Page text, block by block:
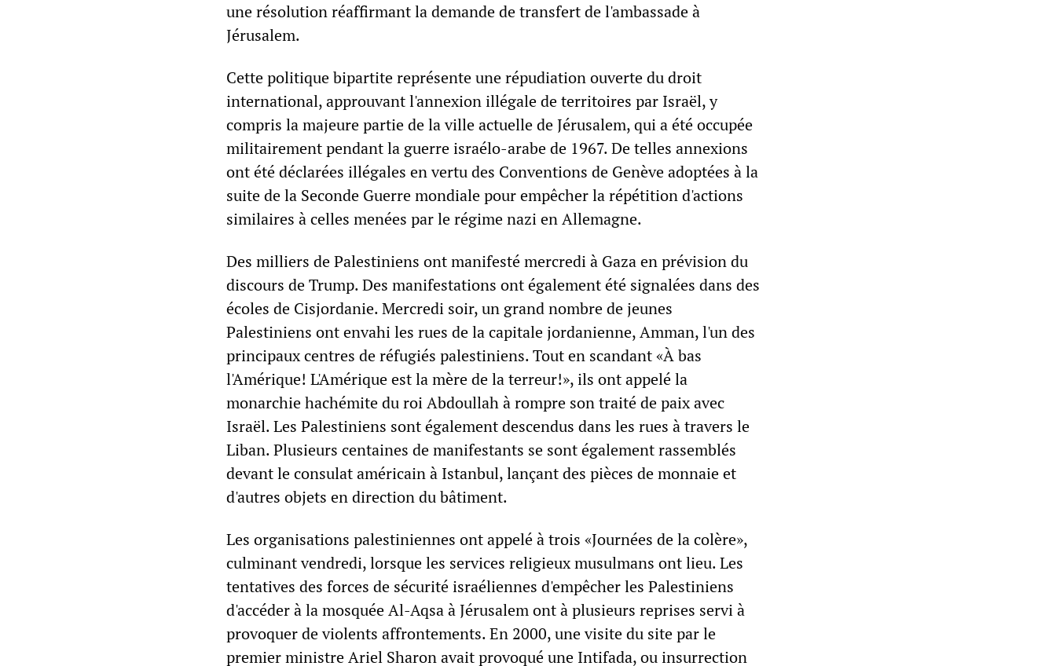
une résolution réaffirmant la demande de transfert de l'ambassade à
Jérusalem.
Cette politique bipartite représente une répudiation ouverte du droit
international, approuvant l'annexion illégale de territoires par Israël, y
compris la majeure partie de la ville actuelle de Jérusalem, qui a été occupée
militairement pendant la guerre israélo-arabe de 1967. De telles annexions
ont été déclarées illégales en vertu des Conventions de Genève adoptées à la
suite de la Seconde Guerre mondiale pour empêcher la répétition d'actions
similaires à celles menées par le régime nazi en Allemagne.
Des milliers de Palestiniens ont manifesté mercredi à Gaza en prévision du
discours de Trump. Des manifestations ont également été signalées dans des
écoles de Cisjordanie. Mercredi soir, un grand nombre de jeunes
Palestiniens ont envahi les rues de la capitale jordanienne, Amman, l'un des
principaux centres de réfugiés palestiniens. Tout en scandant «À bas
l'Amérique! L'Amérique est la mère de la terreur!», ils ont appelé la
monarchie hachémite du roi Abdoullah à rompre son traité de paix avec
Israël. Les Palestiniens sont également descendus dans les rues à travers le
Liban. Plusieurs centaines de manifestants se sont également rassemblés
devant le consulat américain à Istanbul, lançant des pièces de monnaie et
d'autres objets en direction du bâtiment.
Les organisations palestiniennes ont appelé à trois «Journées de la colère»,
culminant vendredi, lorsque les services religieux musulmans ont lieu. Les
tentatives des forces de sécurité israéliennes d'empêcher les Palestiniens
d'accéder à la mosquée Al-Aqsa à Jérusalem ont à plusieurs reprises servi à
provoquer de violents affrontements. En 2000, une visite du site par le
premier ministre Ariel Sharon avait provoqué une Intifada, ou insurrection